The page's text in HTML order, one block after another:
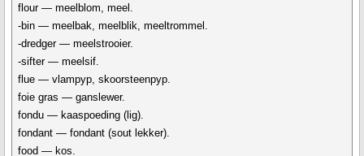
flour — meelblom, meel.
-bin — meelbak, meelblik, meeltrommel.
-dredger — meelstrooier.
-sifter — meelsif.
flue — vlampyp, skoorsteenpyp.
foie gras — ganslewer.
fondu — kaaspoeding (lig).
fondant — fondant (sout lekker).
food — kos.